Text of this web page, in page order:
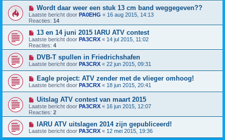
Wordt daar weer een stuk 13 cm band weggegeven??
Laatste bericht door PA0EHG « 16 aug 2015, 14:13
Reacties: 14
13 en 14 juni 2015 IARU ATV contest
Laatste bericht door PA3CRX « 14 jul 2015, 11:02
Reacties: 4
DVB-T spullen in Friedrichshafen
Laatste bericht door PA3CRX « 22 jun 2015, 09:31
Eagle project: ATV zender met de vlieger omhoog!
Laatste bericht door PA3CRX « 18 jun 2015, 20:41
Uitslag ATV contest van maart 2015
Laatste bericht door PA3CRX « 16 jun 2015, 12:07
Reacties: 2
IARU ATV uitslagen 2014 zijn gepubliceerd!
Laatste bericht door PA3CRX « 12 mei 2015, 19:36